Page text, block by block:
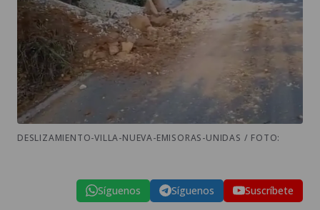
DESLIZAMIENTO-VILLA-NUEVA-EMISORAS-UNIDAS / FOTO:
Síguenos Síguenos Suscríbete